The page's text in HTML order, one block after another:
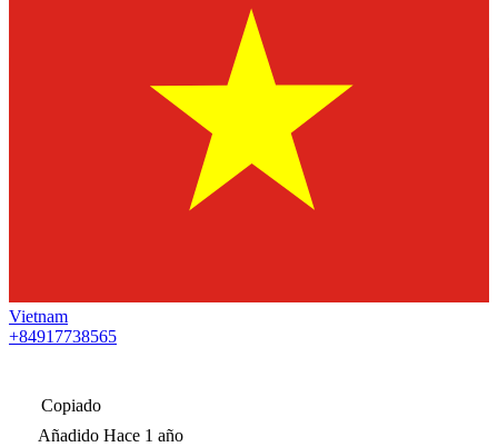
Vietnam
+84917738565
Copiado
Añadido Hace 1 año